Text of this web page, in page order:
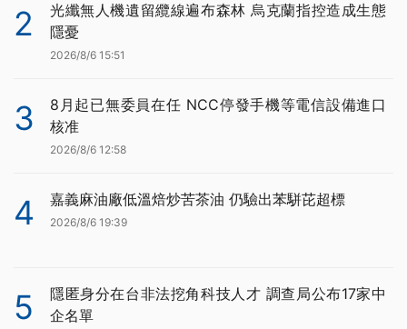
2
光纖無人機遺留纜線遍布森林 烏克蘭指控造成生態
隱憂
2026/8/6 15:51
3
8月起已無委員在任 NCC停發手機等電信設備進口
核准
2026/8/6 12:58
4 嘉義麻油廠低溫焙炒苦茶油 仍驗出苯駢芘超標
2026/8/6 19:39
5
隱匿身分在台非法挖角科技人才 調查局公布17家中
企名單